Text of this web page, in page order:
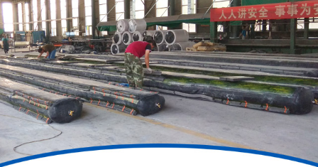
管道封堵气囊（橡胶水
堵）
管道封堵气囊